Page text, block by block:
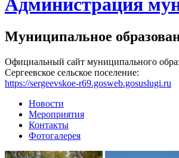
Администрация
Муниципальное
Официальный сайт муниципального
Сергеевское сельское поселение:
https://sergeevskoe-r69.gosweb.gosuslugi.ru
Новости
Мероприятия
Контакты
Фотогалерея